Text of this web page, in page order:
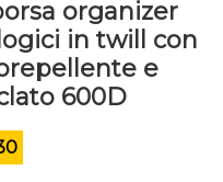
organizer
in twill con
e
600D